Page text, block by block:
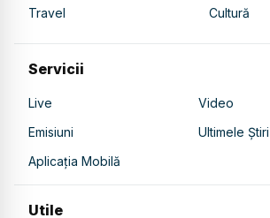
Travel
Cultură
Servicii
Live
Video
Emisiuni
Ultimele Știri
Aplicația Mobilă
Utile